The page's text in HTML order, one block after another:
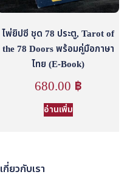
ไพ่ยิปซี ชุด 78 ประตู, Tarot of
the 78 Doors พร้อมคู่มือภาษา
ไทย (E-Book)
680.00 ฿
อ่านเพิ่ม
เกี่ยวกับเรา